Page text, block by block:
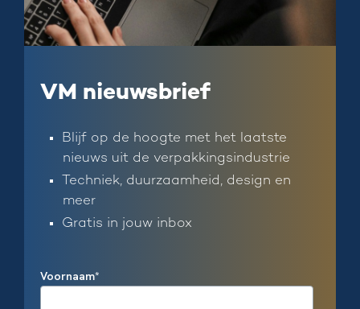
VM nieuwsbrief
Blijf op de hoogte met het laatste
nieuws uit de verpakkingsindustrie
Techniek, duurzaamheid, design en
meer
Gratis in jouw inbox
Voornaam*